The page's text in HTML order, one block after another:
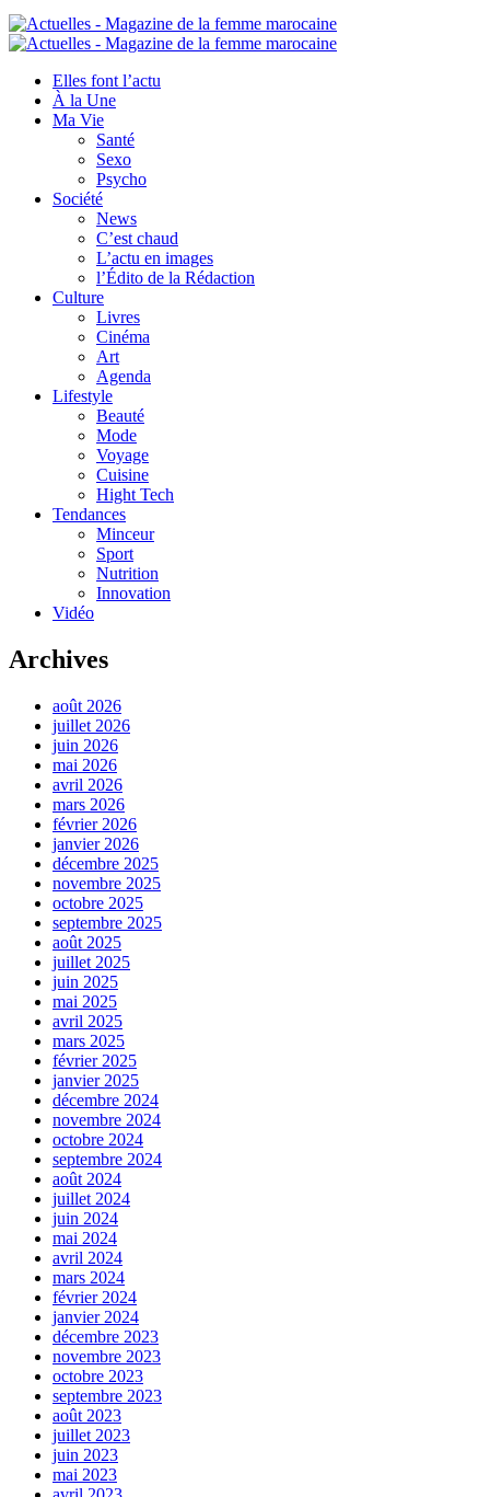
Elles font l’actu
À la Une
Ma Vie
Santé
Sexo
Psycho
Société
News
C’est chaud
L’actu en images
l’Édito de la Rédaction
Culture
Livres
Cinéma
Art
Agenda
Lifestyle
Beauté
Mode
Voyage
Cuisine
Hight Tech
Tendances
Minceur
Sport
Nutrition
Innovation
Vidéo
Archives
août 2026
juillet 2026
juin 2026
mai 2026
avril 2026
mars 2026
février 2026
janvier 2026
décembre 2025
novembre 2025
octobre 2025
septembre 2025
août 2025
juillet 2025
juin 2025
mai 2025
avril 2025
mars 2025
février 2025
janvier 2025
décembre 2024
novembre 2024
octobre 2024
septembre 2024
août 2024
juillet 2024
juin 2024
mai 2024
avril 2024
mars 2024
février 2024
janvier 2024
décembre 2023
novembre 2023
octobre 2023
septembre 2023
août 2023
juillet 2023
juin 2023
mai 2023